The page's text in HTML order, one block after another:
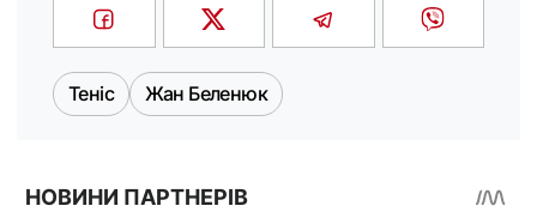
Теніс Жан Беленюк